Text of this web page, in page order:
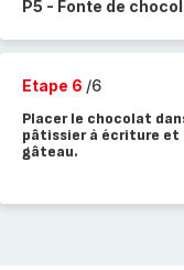
P5 - Fonte de
Etape 6 /6
Placer le chocolat
pâtissier à écriture et
gâteau.